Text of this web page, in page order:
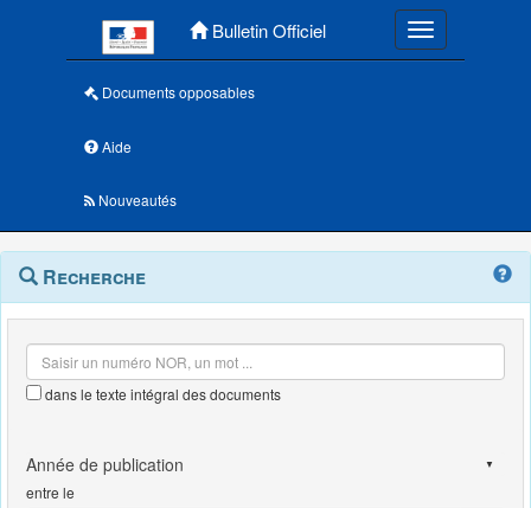
Bulletin Officiel Toggle
Documents opposables
Aide
Nouveautés
Navigation
outils
Menu
contextuel
Recherche
dans le texte intégral des documents
entre le